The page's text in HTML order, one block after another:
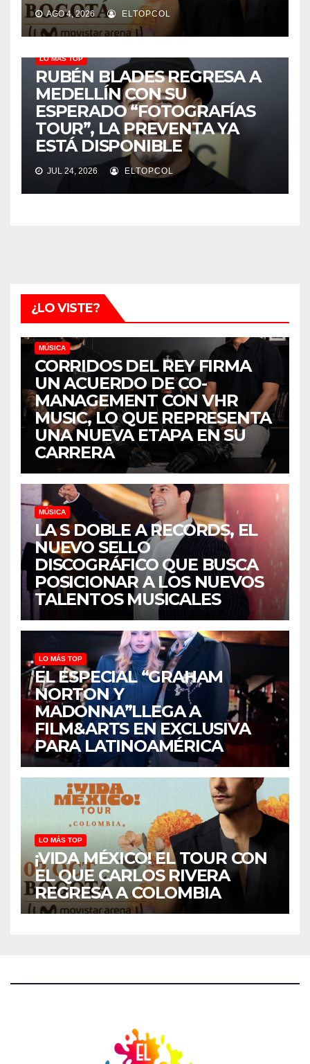
AGO 4, 2026 ELTOPCOL
LO MÁS TOP
RUBÉN BLADES REGRESA A
MEDELLÍN CON SU
ESPERADO “FOTOGRAFÍAS
TOUR”, LA PREVENTA YA
ESTÁ DISPONIBLE
JUL 24, 2026 ELTOPCOL
¿LO VISTE?
MÚSICA
CORRIDOS DEL REY FIRMA
UN ACUERDO DE CO-
MANAGEMENT CON VHR
MUSIC, LO QUE REPRESENTA
UNA NUEVA ETAPA EN SU
CARRERA
MÚSICA
LA S DOBLE A RECORDS, EL
NUEVO SELLO
DISCOGRÁFICO QUE BUSCA
POSICIONAR A LOS NUEVOS
TALENTOS MUSICALES
LO MÁS TOP
EL ESPECIAL “GRAHAM
NORTON Y
MADONNA”LLEGA A
FILM&ARTS EN EXCLUSIVA
PARA LATINOAMÉRICA
LO MÁS TOP
¡VIDA MÉXICO! EL TOUR CON
EL QUE CARLOS RIVERA
REGRESA A COLOMBIA